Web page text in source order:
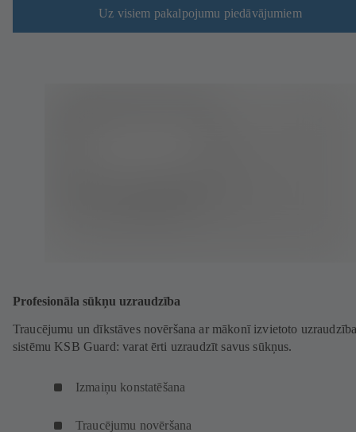
Uz visiem pakalpojumu piedāvājumiem
Profesionāla sūkņu uzraudzība
Traucējumu un dīkstāves novēršana ar mākonī izvietoto
sistēmu KSB Guard: varat ērti uzraudzīt savus sūkņus.
Izmaiņu konstatēšana
Traucējumu novēršana